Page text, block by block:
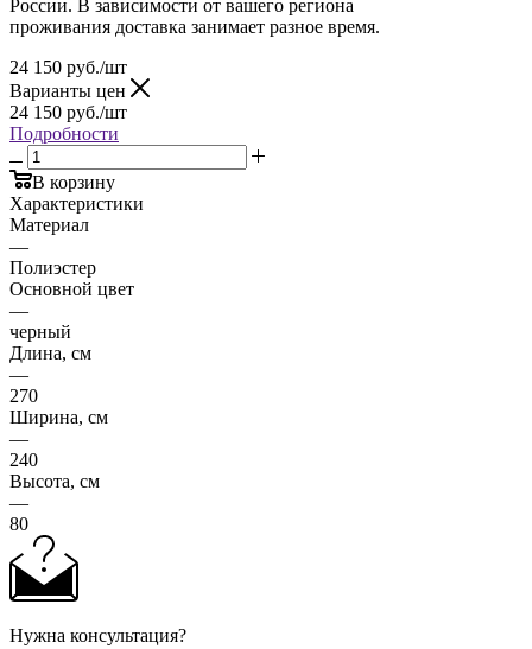
России. В зависимости от вашего региона
проживания доставка занимает разное время.
24 150 руб./шт
Варианты цен
24 150 руб./шт
Подробности
В корзину
Характеристики
Материал
—
Полиэстер
Основной цвет
—
черный
Длина, см
—
270
Ширина, см
—
240
Высота, см
—
80
Нужна консультация?